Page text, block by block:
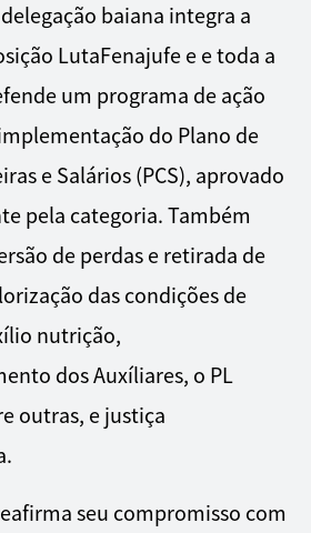
baiana integra a
LutaFenajufe e e toda a
um programa de ação
do Plano de
e Salários (PCS), aprovado
pela categoria. Também
de perdas e retirada de
das condições de
nutrição,
dos Auxíliares, o PL
outras, e justiça
seu compromisso com